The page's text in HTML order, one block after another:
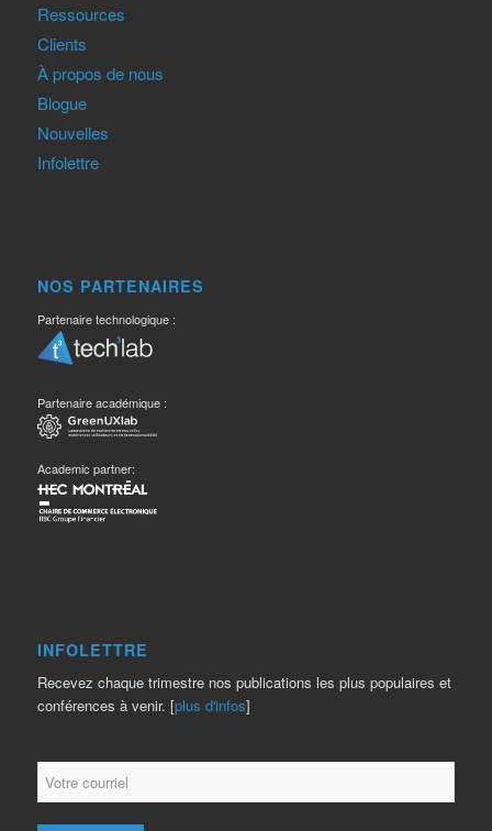
Ressources
Clients
À propos de nous
Blogue
Nouvelles
Infolettre
NOS PARTENAIRES
Partenaire technologique :
Partenaire académique :
Academic partner:
INFOLETTRE
Recevez chaque trimestre nos publications les plus populaires et
conférences à venir. [plus d'infos]